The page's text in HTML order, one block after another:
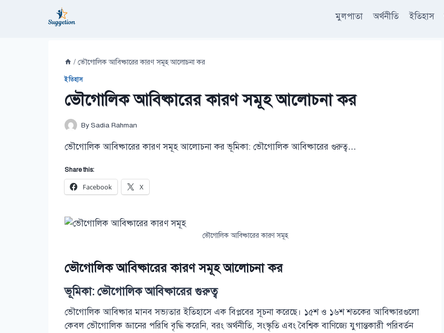
মুলপাতা অর্থনীতি ইতিহাস
/ ভৌগোলিক আবিষ্কারের কারণ সমূহ আলোচনা কর
ইতিহাস
ভৌগোলিক আবিষ্কারের কারণ সমূহ আলোচনা কর
BySadia Rahman
ভৌগোলিক আবিষ্কারের কারণ সমূহ আলোচনা কর ভূমিকা: ভৌগোলিক আবিষ্কারের গুরুত্ব…
Share this:
Facebook X
ভৌগোলিক আবিষ্কারের কারণ সমূহ
ভৌগোলিক আবিষ্কারের কারণ সমূহ আলোচনা কর
ভূমিকা: ভৌগোলিক আবিষ্কারের গুরুত্ব
ভৌগোলিক আবিষ্কার মানব সভ্যতার ইতিহাসে এক বিপ্লবের সূচনা করেছে। ১৫শ ও ১৬শ শতকের আবিষ্কারগুলো
কেবল ভৌগোলিক জ্ঞানের পরিধি বৃদ্ধি করেনি, বরং অর্থনীতি, সংস্কৃতি এবং বৈশ্বিক বাণিজ্যে যুগান্তকারী পরিবর্তন